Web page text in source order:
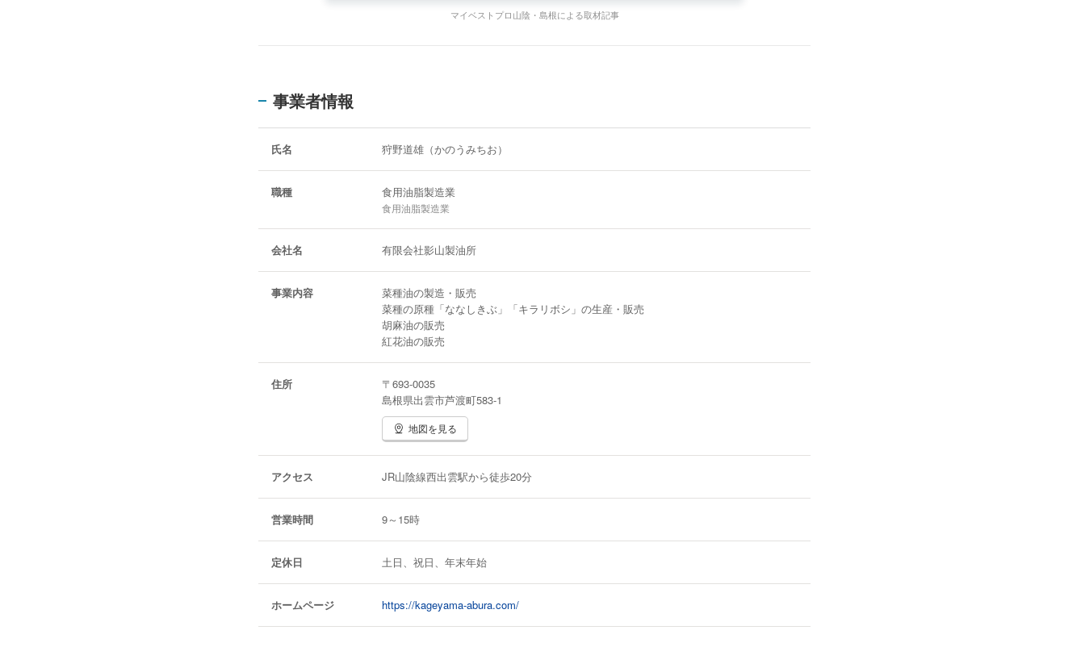
マイベストプロ山陰・島根による取材記事
事業者情報
氏名 狩野道雄（かのうみちお）
職種 食用油脂製造業
食用油脂製造業
会社名 有限会社影山製油所
事業内容
菜種油の製造・販売
菜種の原種「ななしきぶ」「キラリボシ」の生産・販売
胡麻油の販売
紅花油の販売
住所
〒693-0035
島根県出雲市芦渡町583-1
地図を見る
アクセス JR山陰線西出雲駅から徒歩20分
営業時間 9～15時
定休日 土日、祝日、年末年始
ホームページ https://kageyama-abura.com/